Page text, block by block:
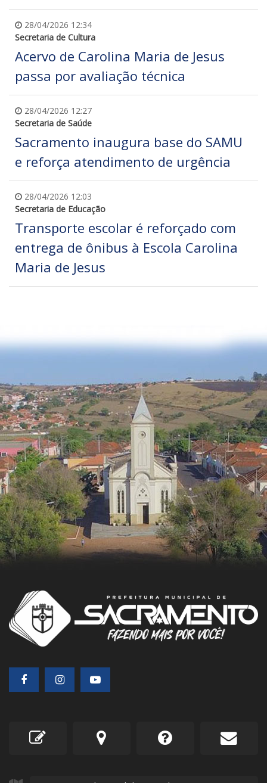
28/04/2026 12:34
Secretaria de Cultura
Acervo de Carolina Maria de Jesus
passa por avaliação técnica
28/04/2026 12:27
Secretaria de Saúde
Sacramento inaugura base do SAMU
e reforça atendimento de urgência
28/04/2026 12:03
Secretaria de Educação
Transporte escolar é reforçado com
entrega de ônibus à Escola Carolina
Maria de Jesus